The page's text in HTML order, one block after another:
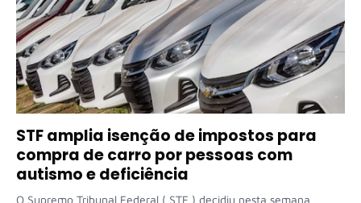
STF amplia isenção de impostos para
compra de carro por pessoas com
autismo e deficiência
O Supremo Tribunal Federal ( STF ) decidiu nesta semana